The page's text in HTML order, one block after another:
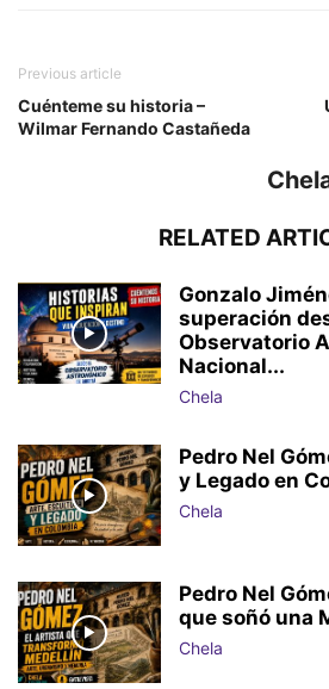
Previous article
Cuénteme su historia –
Wilmar Fernando Castañeda
RELATED
Gonzalo
superación
Observatorio
Nacional...
Chela
Pedro Nel
y Legado en
Chela
Pedro Nel
que soñó una
Chela